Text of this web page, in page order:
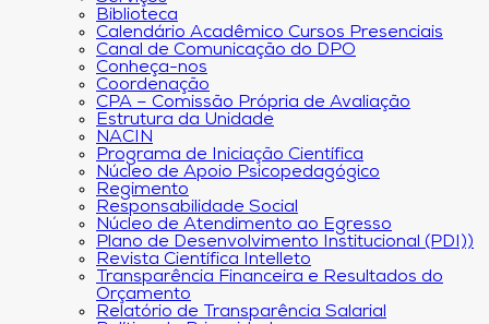
Biblioteca
Calendário Acadêmico Cursos Presenciais
Canal de Comunicação do DPO
Conheça-nos
Coordenação
CPA – Comissão Própria de Avaliação
Estrutura da Unidade
NACIN
Programa de Iniciação Científica
Núcleo de Apoio Psicopedagógico
Regimento
Responsabilidade Social
Núcleo de Atendimento ao Egresso
Plano de Desenvolvimento Institucional (PDI))
Revista Científica Intelleto
Transparência Financeira e Resultados do
Orçamento
Relatório de Transparência Salarial